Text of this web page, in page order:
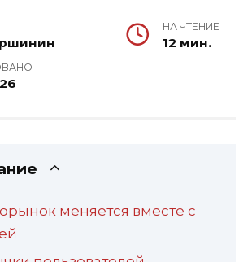
НА ЧТЕНИЕ
12 мин.
меняется вместе с